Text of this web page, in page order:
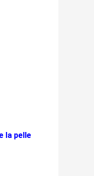
la pelle